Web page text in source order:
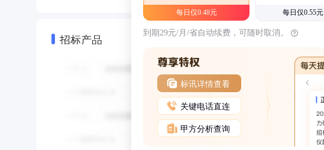
招标产品
每日仅0.48元 每日仅0.55元
到期29元/月/省自动续费，可随时取消。
标讯详情查看
关键电话直连
甲方分析查询